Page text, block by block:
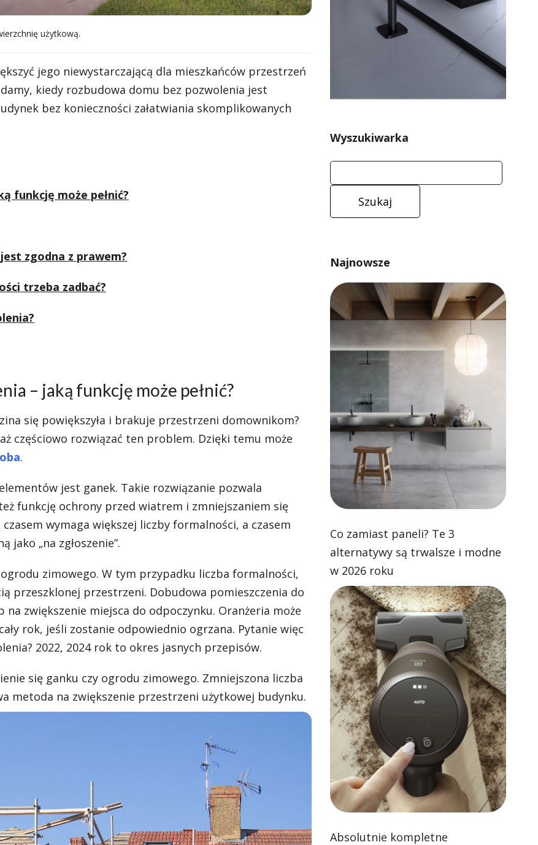
użytkową.
jego niewystarczającą dla mieszkańców przestrzeń
kiedy rozbudowa domu bez pozwolenia jest
bez konieczności załatwiania skomplikowanych
funkcję może pełnić?
zgodna z prawem?
trzeba zadbać?
– jaką funkcję może pełnić?
się powiększyła i brakuje przestrzeni domownikom?
częściowo rozwiązać ten problem. Dzięki temu może
.
jest ganek. Takie rozwiązanie pozwala
funkcję ochrony przed wiatrem i zmniejszaniem się
wymaga większej liczby formalności, a czasem
jako „na zgłoszenie”.
zimowego. W tym przypadku liczba formalności,
przeszklonej przestrzeni. Dobudowa pomieszczenia do
zwiększenie miejsca do odpoczynku. Oranżeria może
rok, jeśli zostanie odpowiednio ogrzana. Pytanie więc
2022, 2024 rok to okres jasnych przepisów.
się ganku czy ogrodu zimowego. Zmniejszona liczba
metoda na zwiększenie przestrzeni użytkowej budynku.
Wyszukiwarka
Najnowsze
Co zamiast paneli? Te 3
alternatywy są trwalsze i modne
w 2026 roku
Absolutnie kompletne